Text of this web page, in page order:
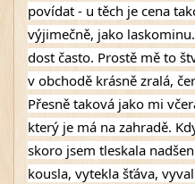
povídat - u těch je cena
výjimečně, jako
dost často. Prostě mě to
v obchodě krásně zralá,
Přesně taková jako mi
který je má na zahradě.
skoro jsem tleskala
kousla, vytekla šťáva,